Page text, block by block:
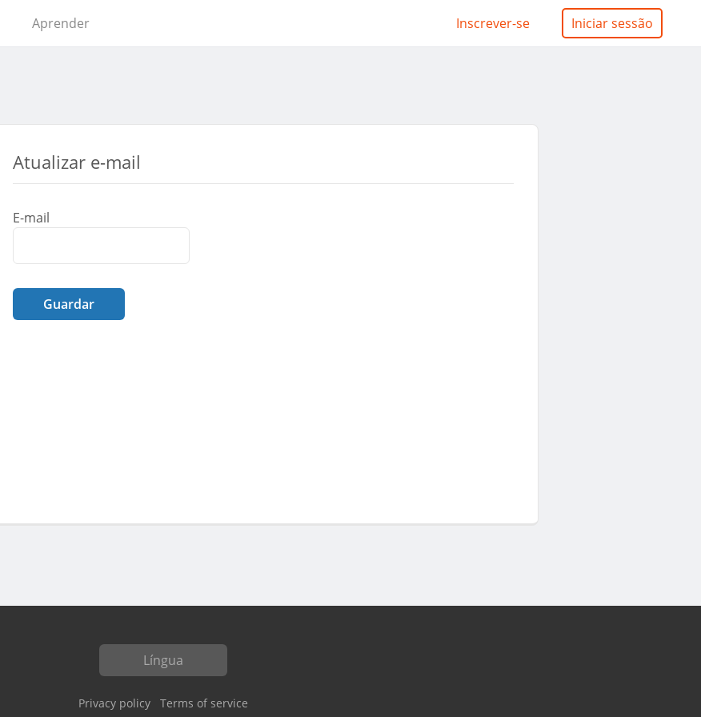
Aprender Inscrever-se Iniciar sessão
Atualizar e-mail
E-mail
Guardar
Língua
Privacy policy Terms of service